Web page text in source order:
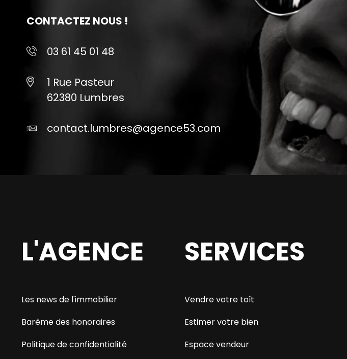
CONTACTEZ NOUS !
03 61 45 01 48
1 Rue Pasteur
62380 Lumbres
contact.lumbres@agence53.com
L'AGENCE
Les news de l'immobilier
Barème des honoraires
Politique de confidentialité
SERVICES
Vendre votre toît
Estimer votre bien
Espace vendeur